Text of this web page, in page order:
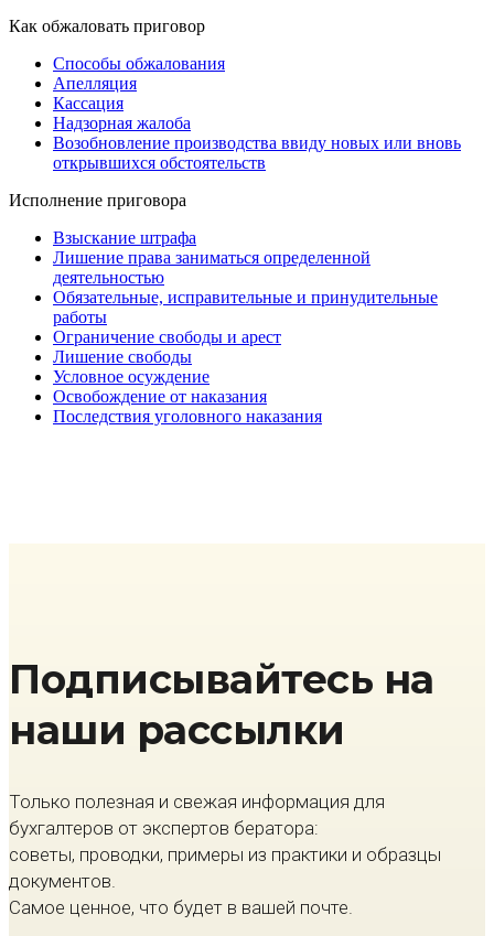
Как обжаловать приговор
Способы обжалования
Апелляция
Кассация
Надзорная жалоба
Возобновление производства ввиду новых или вновь
открывшихся обстоятельств
Исполнение приговора
Взыскание штрафа
Лишение права заниматься определенной
деятельностью
Обязательные, исправительные и принудительные
работы
Ограничение свободы и арест
Лишение свободы
Условное осуждение
Освобождение от наказания
Последствия уголовного наказания
Подписывайтесь на
наши рассылки
Только полезная и свежая информация для
бухгалтеров от экспертов бератора:
советы, проводки, примеры из практики и образцы
документов.
Самое ценное, что будет в вашей почте.